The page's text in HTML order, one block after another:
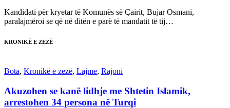
Kandidati për kryetar të Komunës së Çairit, Bujar Osmani,
paralajmëroi se që në ditën e parë të mandatit të tij…
KRONIKË E ZEZË
Bota, Kronikë e zezë, Lajme, Rajoni
Akuzohen se kanë lidhje me Shtetin Islamik,
arrestohen 34 persona në Turqi